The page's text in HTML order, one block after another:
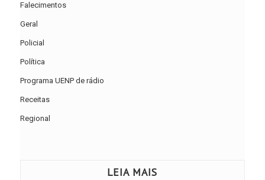
Falecimentos
Geral
Policial
Política
Programa UENP de rádio
Receitas
Regional
LEIA MAIS